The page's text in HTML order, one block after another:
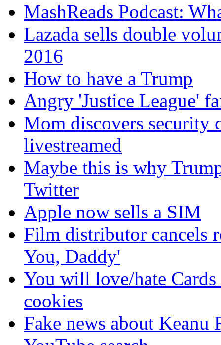
MashReads Podcast:
Lazada sells double
2016
How to have a Trump
Angry 'Justice League'
Mom discovers security
livestreamed
Maybe this is why
Twitter
Apple now sells a SIM
Film distributor cancels
You, Daddy'
You will love/hate
cookies
Fake news about Keanu